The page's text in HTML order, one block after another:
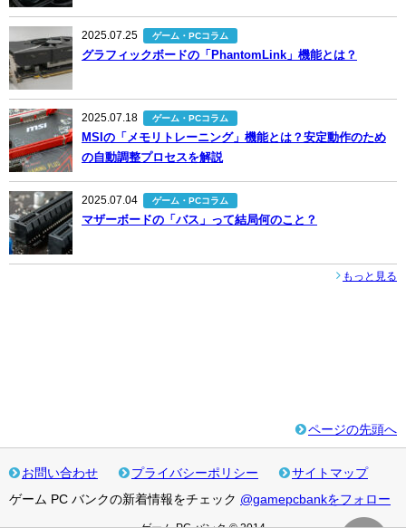
2025.07.25 ゲーム・PCコラム
グラフィックボードの「PhantomLink」機能とは？
2025.07.18 ゲーム・PCコラム
MSIの「メモリトレーニング」機能とは？安定動作のため
の自動調整プロセスを解説
2025.07.04 ゲーム・PCコラム
マザーボードの「バス」って結局何のこと？
もっと見る
ページの先頭へ
お問い合わせ プライバシーポリシー
サイトマップ
ゲーム PC バンクの新着情報をチェック @gamepcbankをフォロー